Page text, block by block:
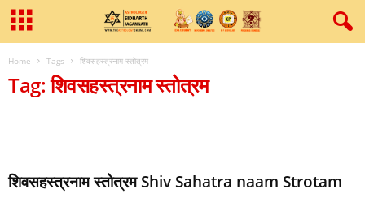
Home Tags शिवसहस्त्रनाम स्तोत्रम
Tag: शिवसहस्त्रनाम स्तोत्रम
शिवसहस्त्रनाम स्तोत्रम Shiv Sahatra naam Strotam